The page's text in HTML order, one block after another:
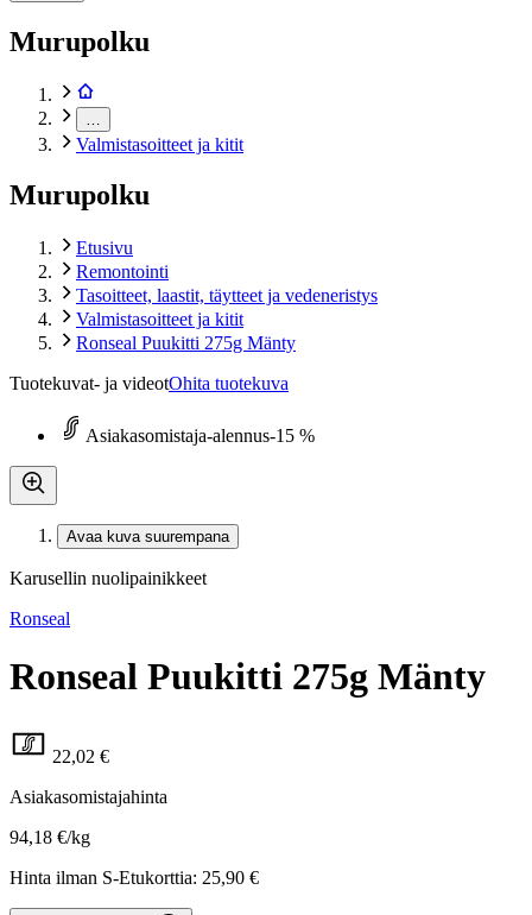
Murupolku
Valmistasoitteet ja kitit
Murupolku
Etusivu
Remontointi
Tasoitteet, laastit, täytteet ja vedeneristys
Valmistasoitteet ja kitit
Ronseal Puukitti 275g Mänty
Tuotekuvat- ja videotOhita tuotekuva
Asiakasomistaja-alennus-15 %
Avaa kuva suurempana
Karusellin nuolipainikkeet
Ronseal
Ronseal Puukitti 275g Mänty
22,02 €
Asiakasomistajahinta
94,18 €/kg
Hinta ilman S-Etukorttia: 25,90 €